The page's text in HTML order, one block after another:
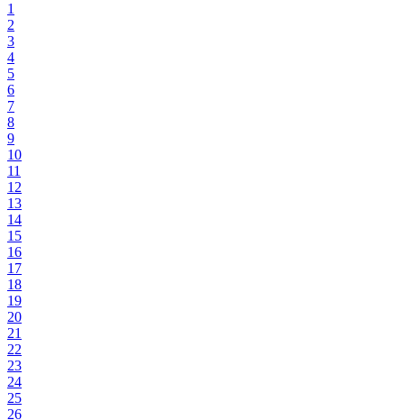
1
2
3
4
5
6
7
8
9
10
11
12
13
14
15
16
17
18
19
20
21
22
23
24
25
26